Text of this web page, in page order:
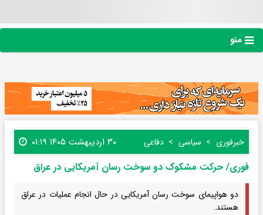
منو
خبرفوری سیاسی دفاعی ۳۰ اردیبهشت ۱۴۰۵ ۰۱:۱۹
فوری/ حرکت مشکوک دو سوخت رسان آمریکایی در عراق
دو هواپیمای سوخت رسان آمریکایی در حال انجام عملیات در عراق
هستند.